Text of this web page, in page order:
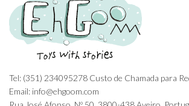
Tel: (351) 234095278 Custo de Chamada para
Email: info@ehgoom.com